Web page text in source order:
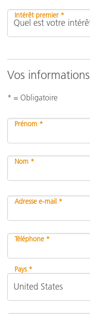
Intérêt premier *
Vos informations
* = Obligatoire
Prénom *
Nom *
Adresse e-mail *
Téléphone *
Pays *